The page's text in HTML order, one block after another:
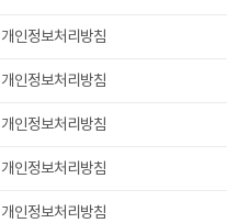
개인정보처리방침
개인정보처리방침
개인정보처리방침
개인정보처리방침
개인정보처리방침